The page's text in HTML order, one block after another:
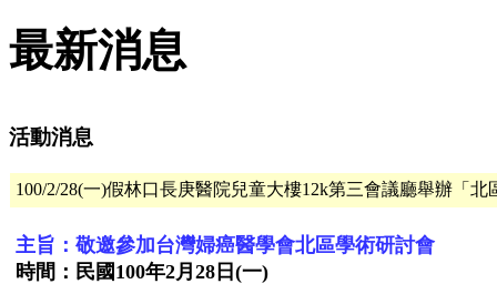
最新消息
活動消息
100/2/28(一)假林口長庚醫院兒童大樓12k第三會議廳舉辦「
主旨：敬邀參加台灣婦癌醫學會北區學術研討會
時間：民國100年2月28日(一)